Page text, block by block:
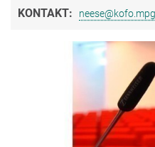
KONTAKT: